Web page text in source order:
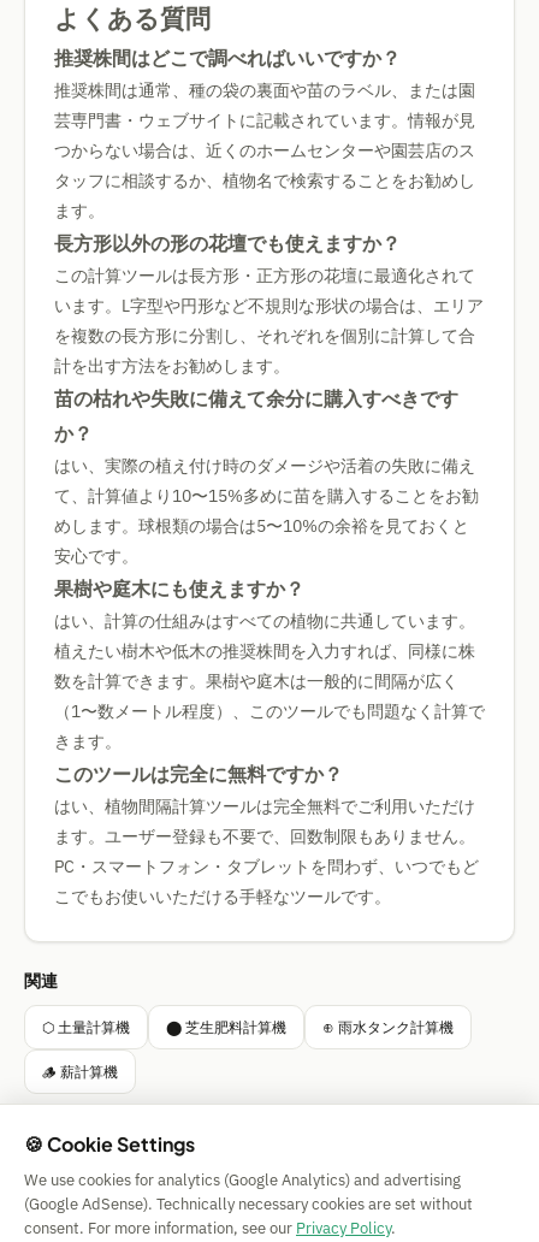
よくある質問
推奨株間はどこで調べればいいですか？
推奨株間は通常、種の袋の裏面や苗のラベル、または園
芸専門書・ウェブサイトに記載されています。情報が見
つからない場合は、近くのホームセンターや園芸店のス
タッフに相談するか、植物名で検索することをお勧めし
ます。
長方形以外の形の花壇でも使えますか？
この計算ツールは長方形・正方形の花壇に最適化されて
います。L字型や円形など不規則な形状の場合は、エリア
を複数の長方形に分割し、それぞれを個別に計算して合
計を出す方法をお勧めします。
苗の枯れや失敗に備えて余分に購入すべきです
か？
はい、実際の植え付け時のダメージや活着の失敗に備え
て、計算値より10〜15%多めに苗を購入することをお勧
めします。球根類の場合は5〜10%の余裕を見ておくと
安心です。
果樹や庭木にも使えますか？
はい、計算の仕組みはすべての植物に共通しています。
植えたい樹木や低木の推奨株間を入力すれば、同様に株
数を計算できます。果樹や庭木は一般的に間隔が広く
（1〜数メートル程度）、このツールでも問題なく計算で
きます。
このツールは完全に無料ですか？
はい、植物間隔計算ツールは完全無料でご利用いただけ
ます。ユーザー登録も不要で、回数制限もありません。
PC・スマートフォン・タブレットを問わず、いつでもど
こでもお使いいただける手軽なツールです。
関連
⬡ 土量計算機 ⬤ 芝生肥料計算機 ⊕ 雨水タンク計算機
🪵 薪計算機
Simple Calculator
Impressum
| Privacy | Terms |
🍪 Cookies
🍪 Cookie Settings
We use cookies for analytics (Google Analytics) and advertising
(Google AdSense). Technically necessary cookies are set without
consent. For more information, see our Privacy Policy.